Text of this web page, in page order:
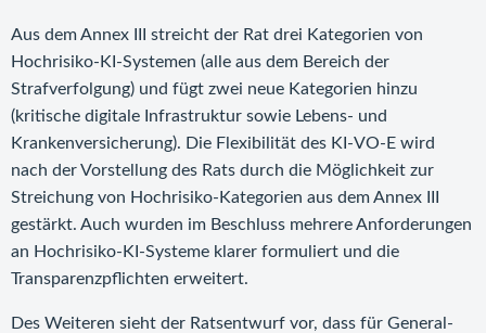
Aus dem Annex III streicht der Rat drei Kategorien von
Hochrisiko-KI-Systemen (alle aus dem Bereich der
Strafverfolgung) und fügt zwei neue Kategorien hinzu
(kritische digitale Infrastruktur sowie Lebens- und
Krankenversicherung). Die Flexibilität des KI-VO-E wird
nach der Vorstellung des Rats durch die Möglichkeit zur
Streichung von Hochrisiko-Kategorien aus dem Annex III
gestärkt. Auch wurden im Beschluss mehrere Anforderungen
an Hochrisiko-KI-Systeme klarer formuliert und die
Transparenzpflichten erweitert.
Des Weiteren sieht der Ratsentwurf vor, dass für General-